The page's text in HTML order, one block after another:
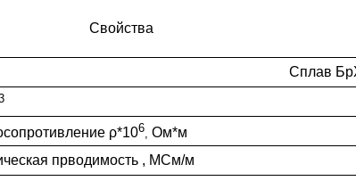
Свойства
Сплав
ρ*106, Ом*м
прводимость , МСм/м